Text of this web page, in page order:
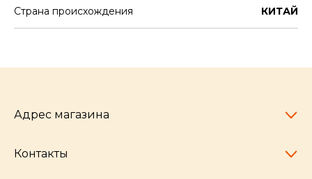
Страна происхождения КИТАЙ
Адрес магазина
Челябинск,
Контакты